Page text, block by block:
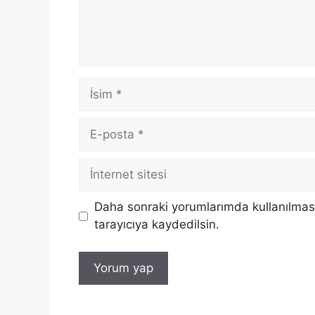
İsim
posta
İnternet
Daha sonraki yorumlarımda
tarayıcıya kaydedilsin.